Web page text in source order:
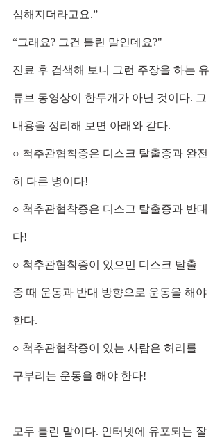
심해지더라고요.”
“그래요? 그건 틀린 말인데요?"
진료 후 검색해 보니 그런 주장을 하는 유
튜브 동영상이 한두개가 아닌 것이다. 그
내용을 정리해 보면 아래와 같다.
○ 척추관협착증은 디스크 탈출증과 완전
히 다른 병이다!
○ 척추관협착증은 디스그 탈출증과 반대
다!
○ 척추관협착증이 있으민 디스크 탈출
증 때 운동과 반대 방향으로 운동을 해야
한다.
○ 척추관협착증이 있는 사람은 허리를
구부리는 운동을 해야 한다!
모두 틀린 말이다. 인터넷에 유포되는 잘